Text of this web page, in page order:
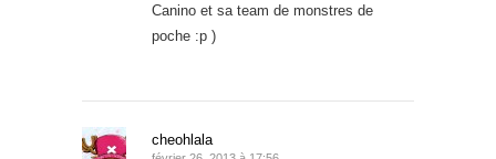
Canino et sa team de monstres de
poche :p )
cheohlala